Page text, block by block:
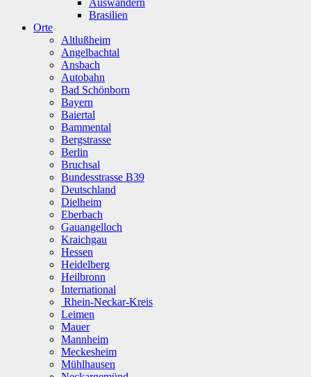
Auswandern
Brasilien
Orte
Altlußheim
Angelbachtal
Ansbach
Autobahn
Bad Schönborn
Bayern
Baiertal
Bammental
Bergstrasse
Berlin
Bruchsal
Bundesstrasse B39
Deutschland
Dielheim
Eberbach
Gauangelloch
Kraichgau
Hessen
Heidelberg
Heilbronn
International
Rhein-Neckar-Kreis
Leimen
Mauer
Mannheim
Meckesheim
Mühlhausen